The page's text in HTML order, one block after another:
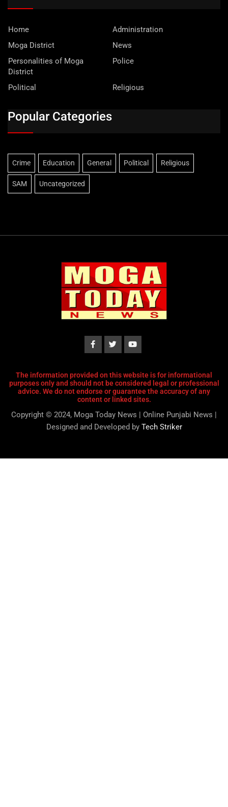
Home
Administration
Moga District
News
Personalities of Moga
District
Police
Political Religious
Popular Categories
Crime Education General Political Religious
SAM Uncategorized
The information provided on this website is for informational
purposes only and should not be considered legal or professional
advice. We do not endorse or guarantee the accuracy of any
content or linked sites.
Copyright © 2024, Moga Today News | Online Punjabi News |
Designed and Developed by Tech Striker